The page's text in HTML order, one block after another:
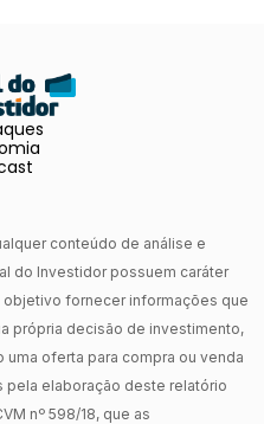
conteúdo de análise e
do Investidor possuem caráter
fornecer informações que
própria decisão de investimento,
oferta para compra ou venda
elaboração deste relatório
nº 598/18, que as